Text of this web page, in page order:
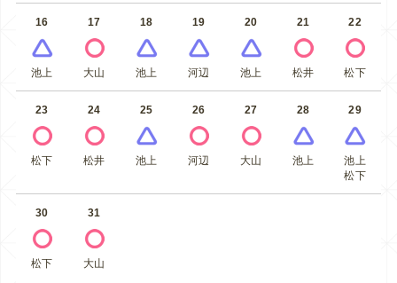
16
池上
17
大山
18
池上
19
河辺
20
池上
21
松井
22
松下
23
松下
24
松井
25
池上
26
河辺
27
大山
28
池上
29
池上
松下
30
松下
31
大山